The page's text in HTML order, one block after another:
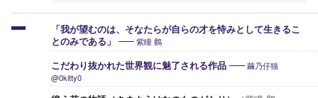
「我が望むのは、そなたらが自らの才を恃みとして生きるこ
とのみである」
紫瞳 鸛
こだわり抜かれた世界観に魅了される作品
繭乃仔猫
@0kitty0